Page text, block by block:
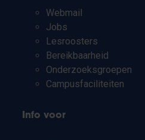
Webmail
Jobs
Lesroosters
Bereikbaarheid
Onderzoeksgroepen
Campusfaciliteiten
Info voor